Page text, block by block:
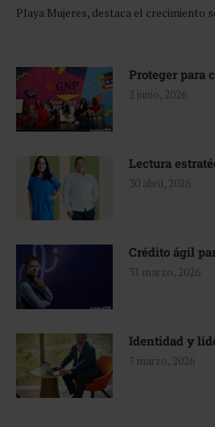
Playa Mujeres, destaca el crecimiento
Proteger para
2 junio, 2026
Lectura
30 abril, 2026
Crédito ágil
31 marzo, 2026
Identidad y
7 marzo, 2026